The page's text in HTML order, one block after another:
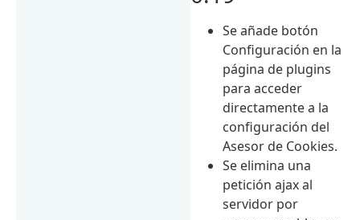
Se añade botón
Configuración en la
página de plugins
para acceder
directamente a la
configuración del
Asesor de Cookies.
Se elimina una
petición ajax al
servidor por